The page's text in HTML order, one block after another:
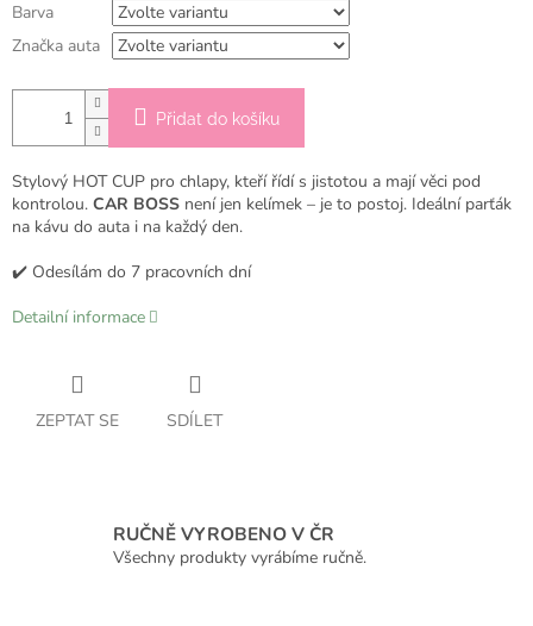
Barva
Značka auta
Přidat do košíku
Stylový HOT CUP pro chlapy, kteří řídí s jistotou a mají věci pod
kontrolou. CAR BOSS není jen kelímek – je to postoj. Ideální parťák
na kávu do auta i na každý den.
✔️ Odesílám do 7 pracovních dní
Detailní informace
ZEPTAT SE SDÍLET
RUČNĚ VYROBENO V ČR
Všechny produkty vyrábíme ručně.